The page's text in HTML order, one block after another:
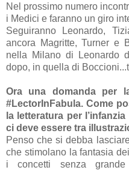
Nel prossimo numero
i Medici e faranno un giro
Seguiranno Leonardo,
ancora Magritte, Turner e
nella Milano di Leonardo
dopo, in quella di
Ora una domanda per
#LectorInFabula. Come
la letteratura per
ci deve essere tra
Penso che si debba
che stimolano la fantasia
i concetti senza